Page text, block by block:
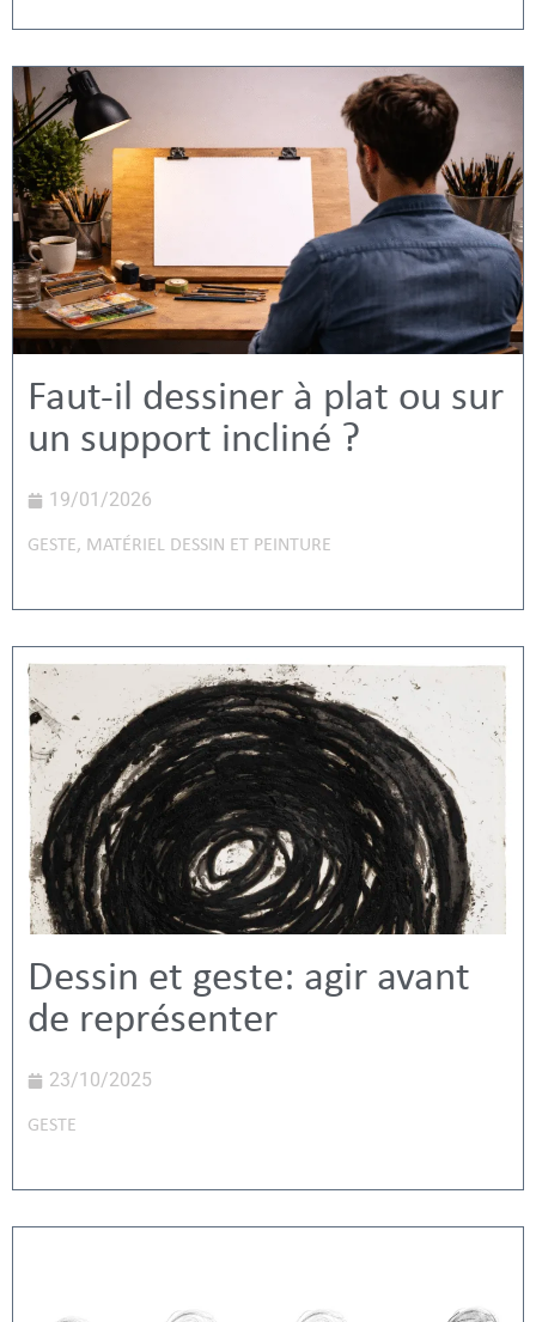
Faut-il dessiner à plat ou sur
un support incliné ?
19/01/2026
GESTE, MATÉRIEL DESSIN ET PEINTURE
Dessin et geste: agir avant
de représenter
23/10/2025
GESTE